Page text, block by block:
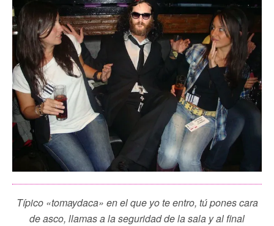
Típico «tomaydaca» en el que yo te entro, tú pones cara
de asco, llamas a la seguridad de la sala y al final